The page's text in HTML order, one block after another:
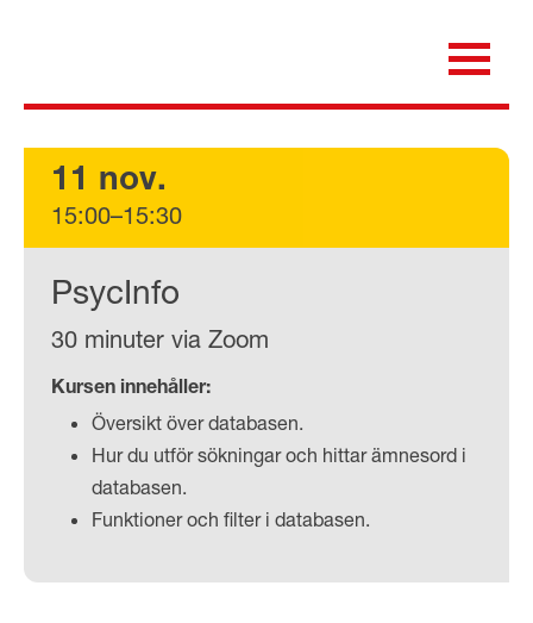
för dig som är anställd inom Region Kalmar län
11 nov.
15:00–15:30
PsycInfo
30 minuter via Zoom
Kursen innehåller:
Översikt över databasen.
Hur du utför sökningar och hittar ämnesord i
databasen.
Funktioner och filter i databasen.